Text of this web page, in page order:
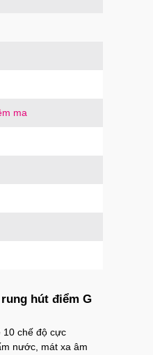
ma
hút điểm G
10 chế độ cực
nước, mát xa âm